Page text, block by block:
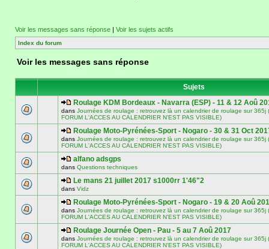
Voir les messages sans réponse | Voir les sujets actifs
Index du forum
Voir les messages sans réponse
Sujets
Roulage KDM Bordeaux - Navarra (ESP) - 11 & 12 Aoû
dans Journées de roulage : retrouvez là un calendrier de roulage sur 365j
FORUM L'ACCES AU CALENDRIER N'EST PAS VISIBLE)
Roulage Moto-Pyrénées-Sport - Nogaro - 30 & 31 Oct
dans Journées de roulage : retrouvez là un calendrier de roulage sur 365j
FORUM L'ACCES AU CALENDRIER N'EST PAS VISIBLE)
alfano adsgps
dans Questions techniques
Le mans 21 juillet 2017 s1000rr 1'46"2
dans Vidz
Roulage Moto-Pyrénées-Sport - Nogaro - 19 & 20 Aoû
dans Journées de roulage : retrouvez là un calendrier de roulage sur 365j
FORUM L'ACCES AU CALENDRIER N'EST PAS VISIBLE)
Roulage Journée Open - Pau - 5 au 7 Aoû 2017
dans Journées de roulage : retrouvez là un calendrier de roulage sur 365j
FORUM L'ACCES AU CALENDRIER N'EST PAS VISIBLE)